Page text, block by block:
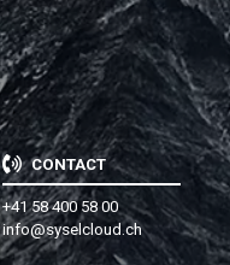
CONTACT
+41 58 400 58 00
info@syselcloud.ch